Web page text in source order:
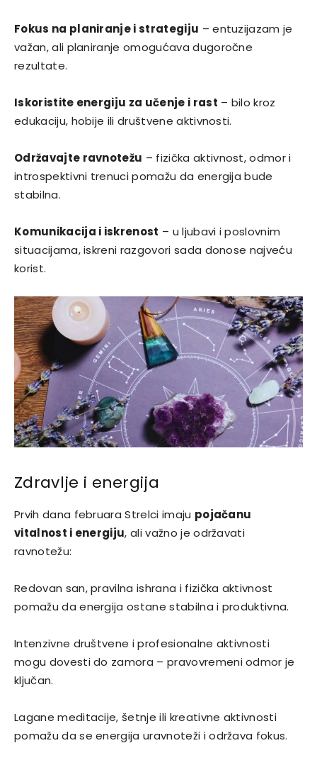
Fokus na planiranje i strategiju – entuzijazam je
važan, ali planiranje omogućava dugoročne
rezultate.
Iskoristite energiju za učenje i rast – bilo kroz
edukaciju, hobije ili društvene aktivnosti.
Održavajte ravnotežu – fizička aktivnost, odmor i
introspektivni trenuci pomažu da energija bude
stabilna.
Komunikacija i iskrenost – u ljubavi i poslovnim
situacijama, iskreni razgovori sada donose najveću
korist.
Zdravlje i energija
Prvih dana februara Strelci imaju pojačanu
vitalnost i energiju, ali važno je održavati
ravnotežu:
Redovan san, pravilna ishrana i fizička aktivnost
pomažu da energija ostane stabilna i produktivna.
Intenzivne društvene i profesionalne aktivnosti
mogu dovesti do zamora – pravovremeni odmor je
ključan.
Lagane meditacije, šetnje ili kreativne aktivnosti
pomažu da se energija uravnoteži i održava fokus.